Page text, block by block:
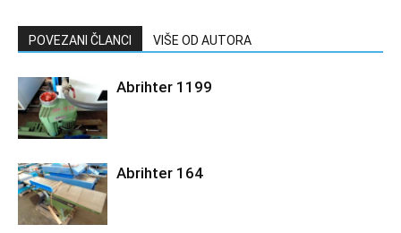
POVEZANI ČLANCI VIŠE OD AUTORA
Abrihter 1199
Abrihter 164